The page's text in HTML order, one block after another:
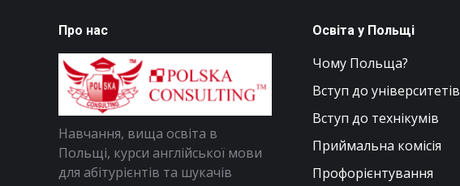
Про нас
Навчання, вища освіта в
Польщі, курси англійської мови
для абітурієнтів та шукачів
Освіта у Польщі
Чому Польща?
Вступ до університетів
Вступ до технікумів
Приймальна комісія
Профорієнтування